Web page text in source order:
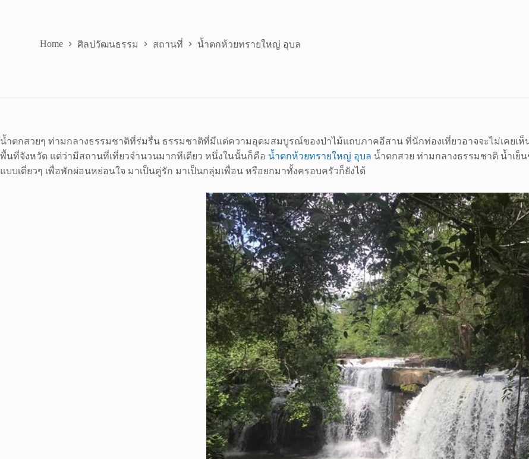
Home ศิลปวัฒนธรรม สถานที่ น้ำตกห้วยทรายใหญ่ อุบล
น้ำตกสวยๆ ท่ามกลางธรรมชาติที่ร่มรื่น ธรรมชาติที่มีแต่ความอุดมสมบูรณ์ของป่าไม้แถบภาคอีสาน ที่นักท่องเที่ยวอาจจะไม่เคย
พื้นที่จังหวัด แต่ว่ามีสถานที่เที่ยวจำนวนมากทีเดียว หนึ่งในนั้นก็คือ น้ำตกห้วยทรายใหญ่ อุบล น้ำตกสวย ท่ามกลางธรรมชาติ น้ำเย็
แบบเดี่ยวๆ เพื่อพักผ่อนหย่อนใจ มาเป็นคู่รัก มาเป็นกลุ่มเพื่อน หรือยกมาทั้งครอบครัวก็ยังได้